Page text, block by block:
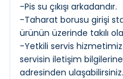
-Pis su çıkışı arkadandır.
-Taharat borusu girişi
ürünün üzerinde takılı
-Yetkili servis
servisin iletişim bilgilerine
adresinden ulaşabilirsiniz.